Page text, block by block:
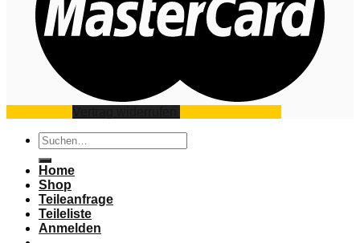
Suchen
nach:
Home
Shop
Teileanfrage
Teileliste
Anmelden